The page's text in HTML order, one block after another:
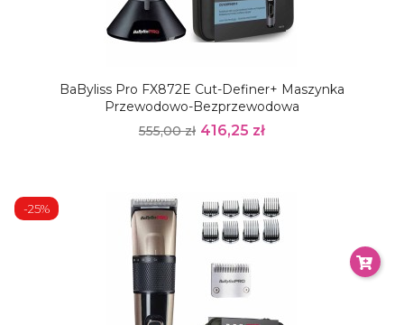
BaByliss Pro FX872E Cut-Definer+ Maszynka
Przewodowo-Bezprzewodowa
555,00 zł 416,25 zł
-25%